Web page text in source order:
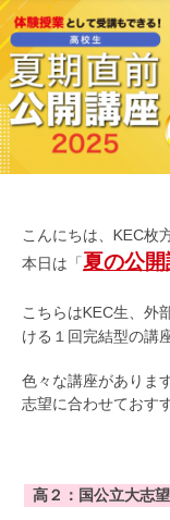
こんにちは、KEC枚
本日は「夏の公
こちらはKEC生、外
ける１回完結型の講
色々な講座がありま
志望に合わせておす
高２：国公立大志